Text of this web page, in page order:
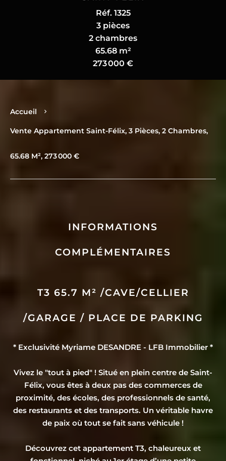
Réf. 1325
3 pièces
2 chambres
65.68 m²
273 000 €
Accueil
Vente Appartement Saint-Félix, 3 Pièces, 2 Chambres,
65.68 M², 273 000 €
INFORMATIONS
COMPLÉMENTAIRES
T3 65.7 M² /CAVE/CELLIER
/GARAGE / PLACE DE PARKING
* Exclusivité Myriame DESANDRE - LFB Immobilier *
Vivez le "tout à pied" ! Situé en plein centre de Saint-
Félix, vous êtes à deux pas des commerces de
proximité, des écoles, des professionnels de santé,
des restaurants et des transports. Un véritable havre
de paix où tout se fait sans véhicule !
Découvrez cet appartement T3, chaleureux et